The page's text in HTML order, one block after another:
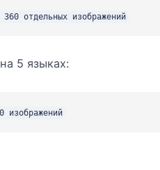
6 наборов платформ × 6 скриншотов × 10 языков = 360 отдельных изображений
5 языках:
2 набора платформ × 6 скриншотов × 5 языков = 60 изображений